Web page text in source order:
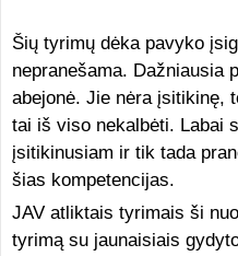
Šių tyrimų dėka pavyko
nepranešama. Dažniausia
abejonė. Jie nėra įsitikinę,
tai iš viso nekalbėti. Labai
įsitikinusiam ir tik tada
šias kompetencijas.
JAV atliktais tyrimais ši
tyrimą su jaunaisiais